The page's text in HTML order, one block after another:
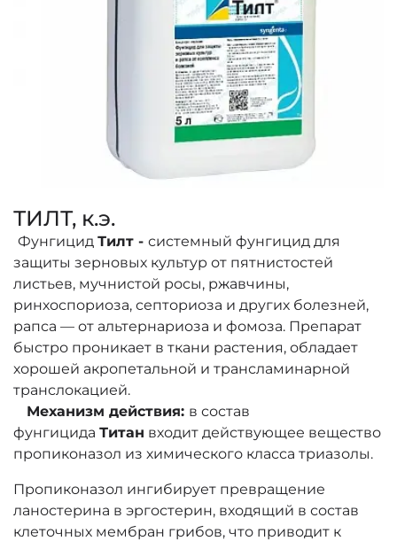
ТИЛТ, к.э.
Фунгицид Тилт - системный фунгицид для
защиты зерновых культур от пятнистостей
листьев, мучнистой росы, ржавчины,
ринхоспориоза, септориоза и других болезней,
рапса — от альтернариоза и фомоза. Препарат
быстро проникает в ткани растения, обладает
хорошей акропетальной и трансламинарной
транслокацией.
Механизм действия: в состав
фунгицида Титан входит действующее вещество
пропиконазол из химического класса триазолы.
Пропиконазол ингибирует превращение
ланостерина в эргостерин, входящий в состав
клеточных мембран грибов, что приводит к